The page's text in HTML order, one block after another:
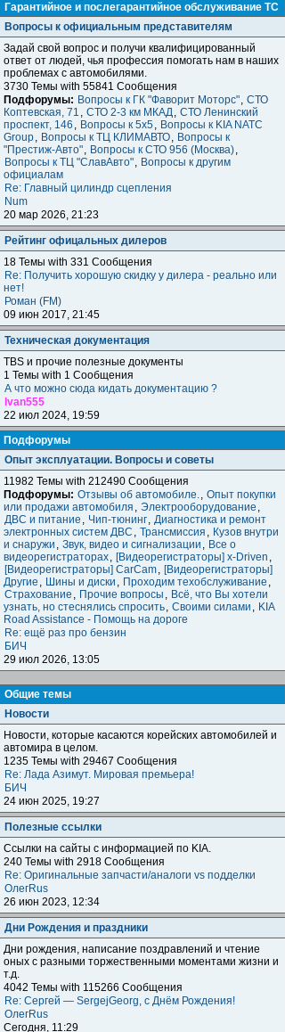
Гарантийное и послегарантийное обслуживание ТС
Вопросы к официальным представителям
Задай свой вопрос и получи квалифицированный
ответ от людей, чья профессия помогать нам в наших
проблемах с автомобилями.
3730 Темы with 55841 Сообщения
Подфорумы: Вопросы к ГК "Фаворит Моторс", СТО
Коптевская, 71 , СТО 2-3 км МКАД, СТО Ленинский
проспект, 146 , Вопросы к 5x5, Вопросы к KIA NATC
Group, Вопросы к ТЦ КЛИМАВТО, Вопросы к
"Престиж-Авто", Вопросы к СТО 956 (Москва),
Вопросы к ТЦ "СлавАвто", Вопросы к другим
официалам
Re: Главный цилиндр сцепления
Num
20 мар 2026, 21:23
Рейтинг офицальных дилеров
18 Темы with 331 Сообщения
Re: Получить хорошую скидку у дилера - реально или
нет!
Роман (FM)
09 июн 2017, 21:45
Техническая документация
TBS и прочие полезные документы
1 Темы with 1 Сообщения
А что можно сюда кидать документацию ?
Ivan555
22 июл 2024, 19:59
Подфорумы
Опыт эксплуатации. Вопросы и советы
11982 Темы with 212490 Сообщения
Подфорумы: Отзывы об автомобиле., Опыт покупки
или продажи автомобиля , Электрооборудование ,
ДВС и питание , Чип-тюнинг, Диагностика и ремонт
электронных систем ДВС , Трансмиссия , Кузов внутри
и снаружи , Звук, видео и сигнализации , Все о
видеорегистраторах, [Видеорегистраторы] x-Driven ,
[Видеорегистраторы] CarCam, [Видеорегистраторы]
Другие , Шины и диски , Проходим техобслуживание ,
Страхование , Прочие вопросы , Всё, что Вы хотели
узнать, но стеснялись спросить, Своими силами , KIA
Road Assistance - Помощь на дороге
Re: ещё раз про бензин
БИЧ
29 июл 2026, 13:05
Общие темы
Новости
Новости, которые касаются корейских автомобилей и
автомира в целом.
1235 Темы with 29467 Сообщения
Re: Лада Азимут. Мировая премьера!
БИЧ
24 июн 2025, 19:27
Полезные ссылки
Ссылки на сайты с информацией по KIA.
240 Темы with 2918 Сообщения
Re: Оригинальные запчасти/аналоги vs подделки
ОлегRus
26 июн 2023, 12:34
Дни Рождения и праздники
Дни рождения, написание поздравлений и чтение
оных с разными торжественными моментами жизни и
т.д.
4042 Темы with 115266 Сообщения
Re: Сергей — SergejGeorg, с Днём Рождения!
ОлегRus
Сегодня, 11:29